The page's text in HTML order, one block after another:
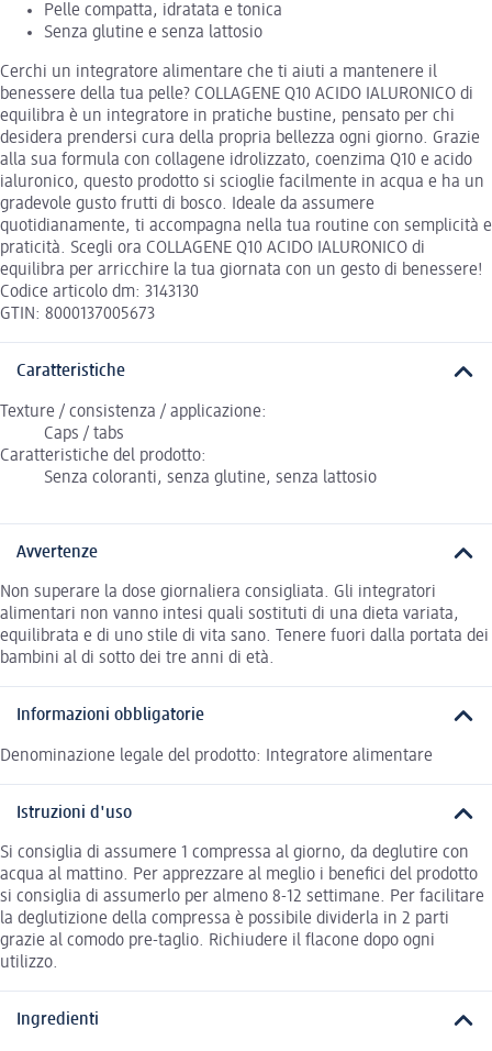
Pelle compatta, idratata e tonica
Senza glutine e senza lattosio
Cerchi un integratore alimentare che ti aiuti a mantenere il
benessere della tua pelle? COLLAGENE Q10 ACIDO IALURONICO di
equilibra è un integratore in pratiche bustine, pensato per chi
desidera prendersi cura della propria bellezza ogni giorno. Grazie
alla sua formula con collagene idrolizzato, coenzima Q10 e acido
ialuronico, questo prodotto si scioglie facilmente in acqua e ha un
gradevole gusto frutti di bosco. Ideale da assumere
quotidianamente, ti accompagna nella tua routine con semplicità e
praticità. Scegli ora COLLAGENE Q10 ACIDO IALURONICO di
equilibra per arricchire la tua giornata con un gesto di benessere!
Codice articolo dm: 3143130
GTIN: 8000137005673
Caratteristiche
Texture / consistenza / applicazione:
Caps / tabs
Caratteristiche del prodotto:
Senza coloranti, senza glutine, senza lattosio
Avvertenze
Non superare la dose giornaliera consigliata. Gli integratori
alimentari non vanno intesi quali sostituti di una dieta variata,
equilibrata e di uno stile di vita sano. Tenere fuori dalla portata dei
bambini al di sotto dei tre anni di età.
Informazioni obbligatorie
Denominazione legale del prodotto: Integratore alimentare
Istruzioni d'uso
Si consiglia di assumere 1 compressa al giorno, da deglutire con
acqua al mattino. Per apprezzare al meglio i benefici del prodotto
si consiglia di assumerlo per almeno 8-12 settimane. Per facilitare
la deglutizione della compressa è possibile dividerla in 2 parti
grazie al comodo pre-taglio. Richiudere il flacone dopo ogni
utilizzo.
Ingredienti